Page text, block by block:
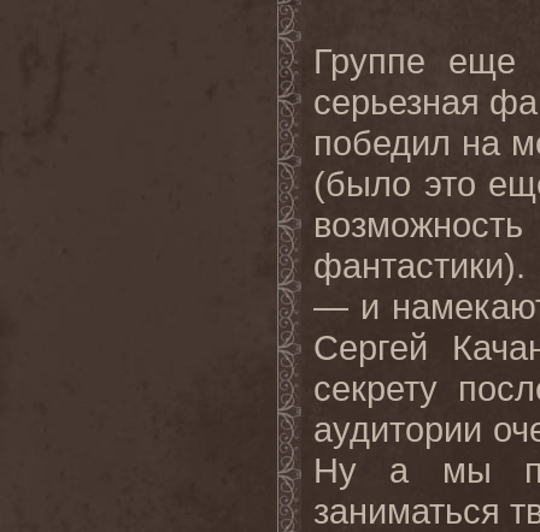
Группе
серьезная
победил на
(было это
— и
Сергей
секрету
аудитории
Ну а мы
заниматься